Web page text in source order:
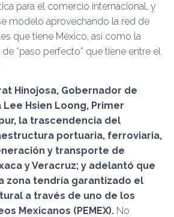
para el comercio internacional, y
modelo aprovechando la red de
que tiene México, así como la
“paso perfecto” que tiene entre el
Hinojosa, Gobernador de
Lee Hsien Loong, Primer
la trascendencia del
portuaria, ferroviaria,
y transporte de
y Veracruz; y adelantó que
zona tendría garantizado el
a través de uno de los
Mexicanos (PEMEX). No